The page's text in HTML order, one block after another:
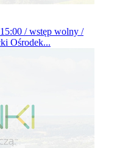
/ wstęp wolny /
Ośrodek...